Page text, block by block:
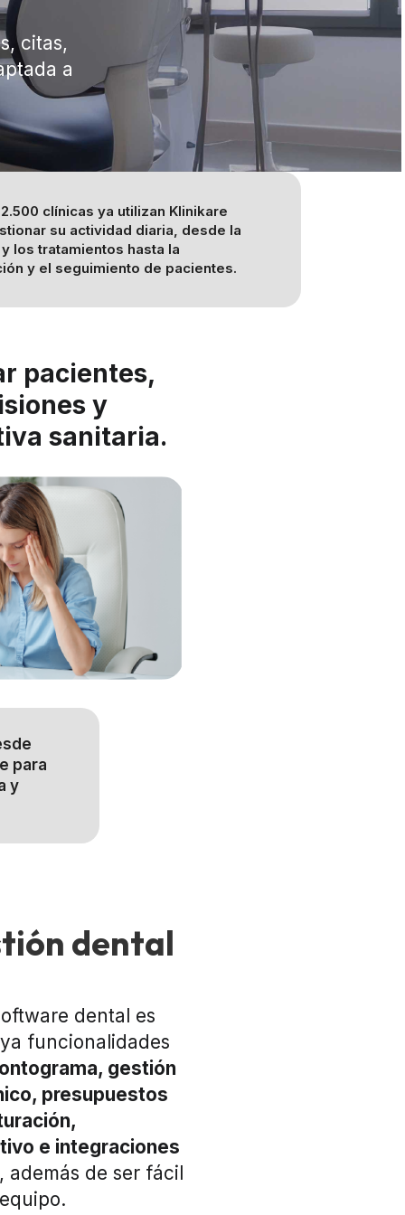
citas,
a
clínicas ya utilizan Klinikare
su actividad diaria, desde la
los tratamientos hasta la
y el seguimiento de pacientes.
pacientes,
y
sanitaria.
para
y
dental
dental es
funcionalidades
gestión
presupuestos
e integraciones
además de ser fácil